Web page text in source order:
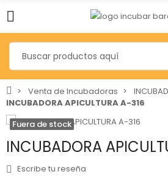
Venta de Incubadoras
INCUBADORA APICULTURA A-316
Fuera de stock
INCUBADORA
Escribe tu reseña